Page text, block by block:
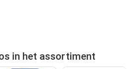
in het assortiment